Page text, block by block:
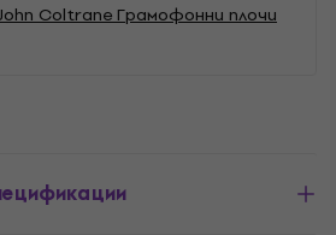
Coltrane Грамофонни плочи